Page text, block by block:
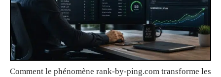
Comment le phénomène rank-by-ping.com transforme les